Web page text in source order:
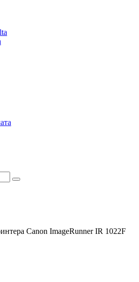
Canon ImageRunner IR 1022F